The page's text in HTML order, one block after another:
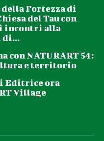
Fortezza di
del Tau con
incontri alla
di...
con NATURART 54:
e territorio
Editrice ora
Village